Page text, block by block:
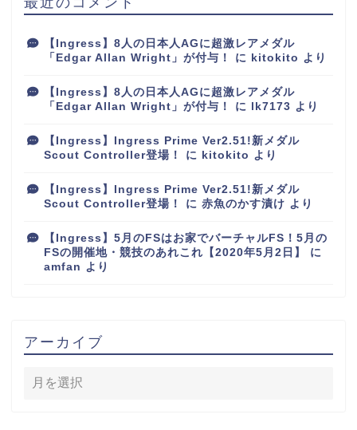
【Ingress】8人の日本人AGに超激レアメダル
「Edgar Allan Wright」が付与！
に kitokito より
【Ingress】8人の日本人AGに超激レアメダル
「Edgar Allan Wright」が付与！
に lk7173 より
【Ingress】Ingress Prime Ver2.51!新メダル
Scout Controller登場！
に kitokito より
【Ingress】Ingress Prime Ver2.51!新メダル
Scout Controller登場！
に 赤魚のかす漬け より
【Ingress】5月のFSはお家でバーチャルFS！5月の
FSの開催地・競技のあれこれ【2020年5月2日】
に
amfan より
アーカイブ